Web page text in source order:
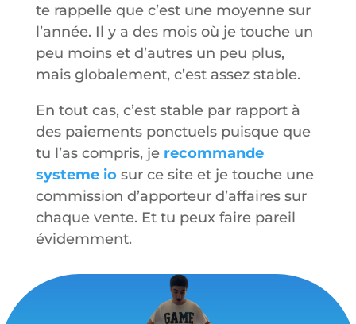
te rappelle que c’est une moyenne sur
l’année. Il y a des mois où je touche un
peu moins et d’autres un peu plus,
mais globalement, c’est assez stable.
En tout cas, c’est stable par rapport à
des paiements ponctuels puisque que
tu l’as compris, je recommande
systeme iosur ce site et je touche une
commission d’apporteur d’affaires sur
chaque vente. Et tu peux faire pareil
évidemment.